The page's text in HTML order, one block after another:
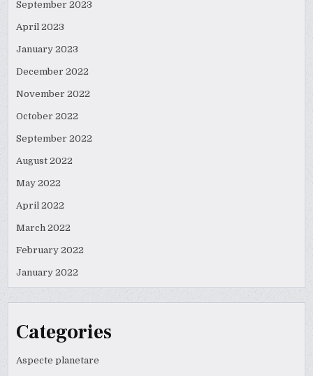
September 2023
April 2023
January 2023
December 2022
November 2022
October 2022
September 2022
August 2022
May 2022
April 2022
March 2022
February 2022
January 2022
Categories
Aspecte planetare